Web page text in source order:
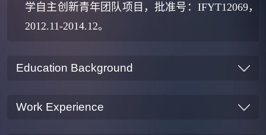
学自主创新青年团队项目，批准号： IFYT12069，
2012.11-2014.12。
Education Background
Work Experience